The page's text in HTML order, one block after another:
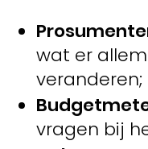
wat er
veranderen;
vragen bij